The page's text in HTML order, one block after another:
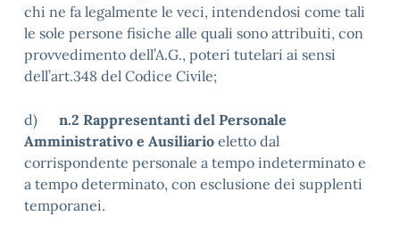
chi ne fa legalmente le veci, intendendosi come tali
le sole persone fisiche alle quali sono attribuiti, con
provvedimento dell’A.G., poteri tutelari ai sensi
dell’art.348 del Codice Civile;
d)
n.2 Rappresentanti del Personale
Amministrativo e Ausiliario eletto dal
corrispondente personale a tempo indeterminato e
a tempo determinato, con esclusione dei supplenti
temporanei.